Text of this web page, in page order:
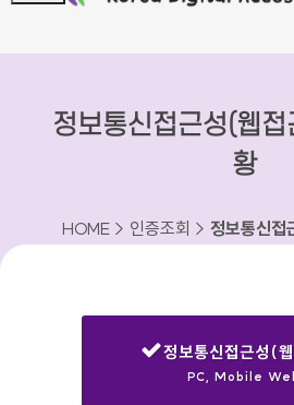
정보통신접근성(웹
황
HOME > 인증조회 > 정보통신접
정보통신접근성(
PC, Mobile